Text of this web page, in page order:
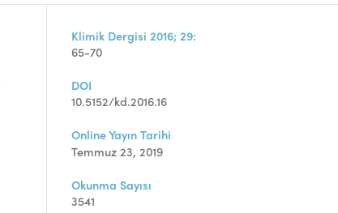
Klimik Dergisi 2016; 29:
65-70
DOI
10.5152/kd.2016.16
Online Yayın Tarihi
Temmuz 23, 2019
Okunma Sayısı
3541